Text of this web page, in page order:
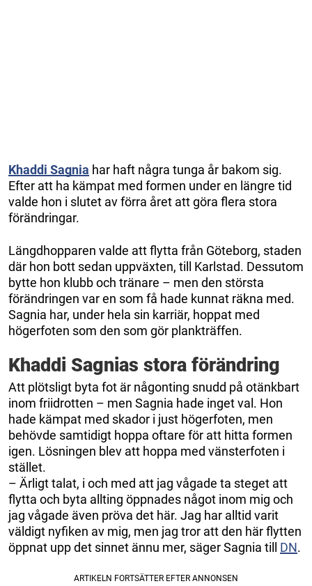
Khaddi Sagnia har haft några tunga år bakom sig.
Efter att ha kämpat med formen under en längre tid
valde hon i slutet av förra året att göra flera stora
förändringar.
Längdhopparen valde att flytta från Göteborg, staden
där hon bott sedan uppväxten, till Karlstad. Dessutom
bytte hon klubb och tränare – men den största
förändringen var en som få hade kunnat räkna med.
Sagnia har, under hela sin karriär, hoppat med
högerfoten som den som gör plankträffen.
Khaddi Sagnias stora förändring
Att plötsligt byta fot är någonting snudd på otänkbart
inom friidrotten – men Sagnia hade inget val. Hon
hade kämpat med skador i just högerfoten, men
behövde samtidigt hoppa oftare för att hitta formen
igen. Lösningen blev att hoppa med vänsterfoten i
stället.
– Ärligt talat, i och med att jag vågade ta steget att
flytta och byta allting öppnades något inom mig och
jag vågade även pröva det här. Jag har alltid varit
väldigt nyfiken av mig, men jag tror att den här flytten
öppnat upp det sinnet ännu mer, säger Sagnia till DN.